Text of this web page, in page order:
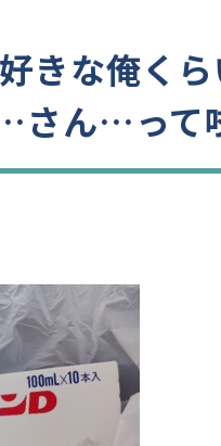
きな俺く
さん…って